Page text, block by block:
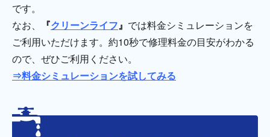
です。
なお、
『クリーンライフ』 では料金シミュレーションを
ご利用いただけます。約10秒で修理料金の目安がわかる
ので、ぜひご利用ください。
⇒料金シミュレーションを試してみる